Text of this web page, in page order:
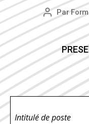
Auteur
de
l’article
Par
Intitulé de poste